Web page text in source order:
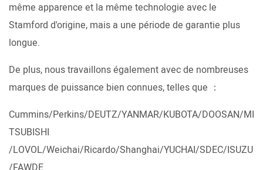
même apparence et la même technologie avec le
Stamford d'origine, mais a une période de garantie plus
longue.
De plus, nous travaillons également avec de nombreuses
marques de puissance bien connues, telles que ：
Cummins/Perkins/DEUTZ/YANMAR/KUBOTA/DOOSAN/MI
TSUBISHI
/LOVOL/Weichai/Ricardo/Shanghai/YUCHAI/SDEC/ISUZU